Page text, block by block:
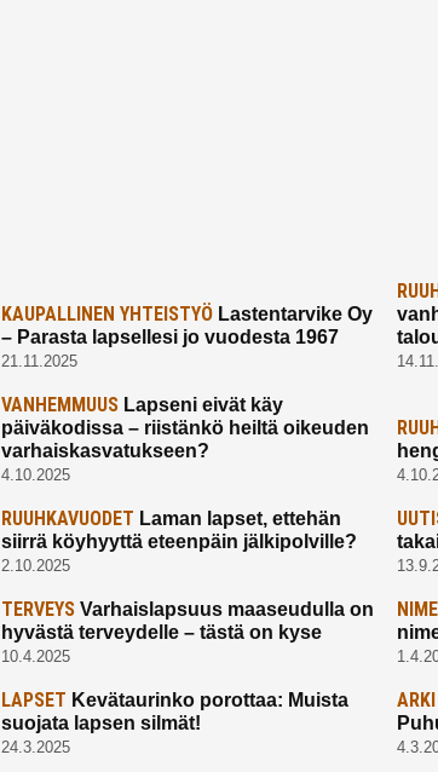
KAUPALLINEN YHTEISTYÖLastentarvike Oy
– Parasta lapsellesi jo vuodesta 1967
21.11.2025
VANHEMMUUSLapseni eivät käy
päiväkodissa – riistänkö heiltä oikeuden
varhaiskasvatukseen?
4.10.2025
RUUHKAVUODET Laman lapset, ettehän
siirrä köyhyyttä eteenpäin jälkipolville?
2.10.2025
TERVEYSVarhaislapsuus maaseudulla on
hyvästä terveydelle – tästä on kyse
10.4.2025
LAPSET Kevätaurinko porottaa: Muista
suojata lapsen silmät!
24.3.2025
ARKI